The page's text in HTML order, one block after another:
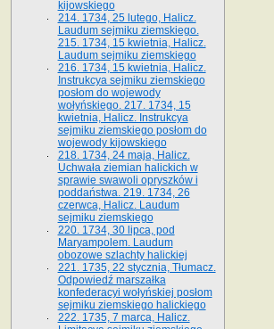
kijowskiego
214. 1734, 25 lutego, Halicz.
Laudum sejmiku ziemskiego.
215. 1734, 15 kwietnia, Halicz.
Laudum sejmiku ziemskiego
216. 1734, 15 kwietnia, Halicz.
Instrukcya sejmiku ziemskiego
posłom do wojewody
wołyńskiego. 217. 1734, 15
kwietnia, Halicz. Instrukcya
sejmiku ziemskiego posłom do
wojewody kijowskiego
218. 1734, 24 maja, Halicz.
Uchwała ziemian halickich w
sprawie swawoli opryszków i
poddaństwa. 219. 1734, 26
czerwca, Halicz. Laudum
sejmiku ziemskiego
220. 1734, 30 lipca, pod
Maryampolem. Laudum
obozowe szlachty halickiej
221. 1735, 22 stycznia, Tłumacz.
Odpowiedź marszałka
konfederacyi wołyńskiej posłom
sejmiku ziemskiego halickiego
222. 1735, 7 marca, Halicz.